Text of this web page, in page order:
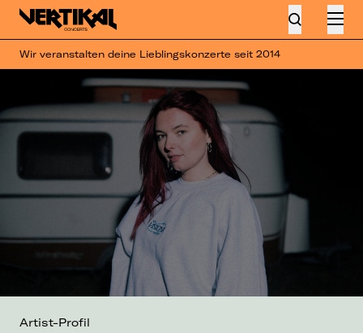
Wir veranstalten deine Lieblingskonzerte seit 2014
Artist-Profil